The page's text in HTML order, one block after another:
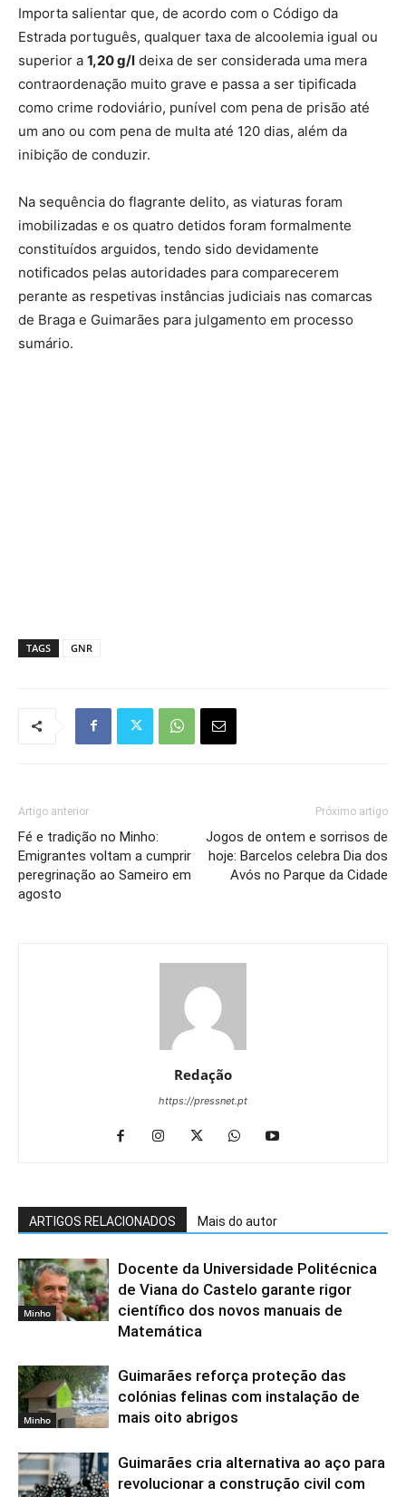
Importa salientar que, de acordo com o Código da
Estrada português, qualquer taxa de alcoolemia igual ou
superior a 1,20 g/l deixa de ser considerada uma mera
contraordenação muito grave e passa a ser tipificada
como crime rodoviário, punível com pena de prisão até
um ano ou com pena de multa até 120 dias, além da
inibição de conduzir.
Na sequência do flagrante delito, as viaturas foram
imobilizadas e os quatro detidos foram formalmente
constituídos arguidos, tendo sido devidamente
notificados pelas autoridades para comparecerem
perante as respetivas instâncias judiciais nas comarcas
de Braga e Guimarães para julgamento em processo
sumário.
TAGS GNR
Artigo anterior
Fé e tradição no Minho:
Emigrantes voltam a cumprir
peregrinação ao Sameiro em
agosto
Próximo artigo
Jogos de ontem e sorrisos de
hoje: Barcelos celebra Dia dos
Avós no Parque da Cidade
Redação
https://pressnet.pt
ARTIGOS RELACIONADOS Mais do autor
Minho
Docente da Universidade Politécnica
de Viana do Castelo garante rigor
científico dos novos manuais de
Matemática
Minho
Guimarães reforça proteção das
colónias felinas com instalação de
mais oito abrigos
Guimarães cria alternativa ao aço para
revolucionar a construção civil com